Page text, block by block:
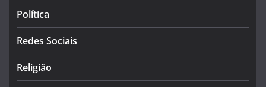
Política
Redes Sociais
Religião